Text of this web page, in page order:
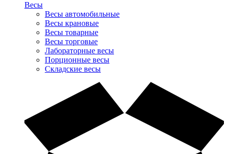
Весы
Весы автомобильные
Весы крановые
Весы товарные
Весы торговые
Лабораторные весы
Порционные весы
Складские весы